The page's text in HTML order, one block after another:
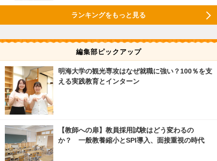
ランキングをもっと見る
編集部ピックアップ
明海大学の観光専攻はなぜ就職に強い？100％を支
える実践教育とインターン
【教師への扉】教員採用試験はどう変わるの
か？ 一般教養縮小とSPI導入、面接重視の時代